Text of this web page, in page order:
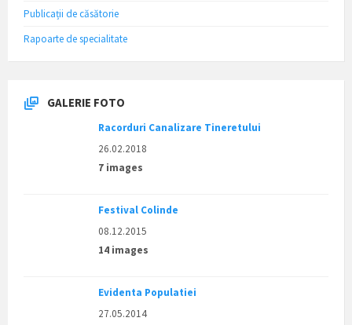
Publicații de căsătorie
Rapoarte de specialitate
GALERIE FOTO
Racorduri Canalizare Tineretului
26.02.2018
7 images
Festival Colinde
08.12.2015
14 images
Evidenta Populatiei
27.05.2014